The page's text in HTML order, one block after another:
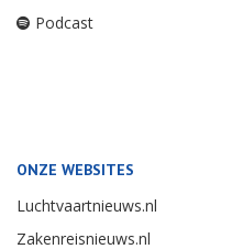
Podcast
ONZE WEBSITES
Luchtvaartnieuws.nl
Zakenreisnieuws.nl